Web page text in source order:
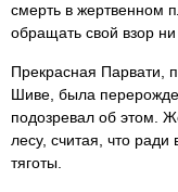
смерть в жертвенном
обращать свой взор
Прекрасная Парвати,
Шиве, была
подозревал об этом.
лесу, считая, что
тяготы.